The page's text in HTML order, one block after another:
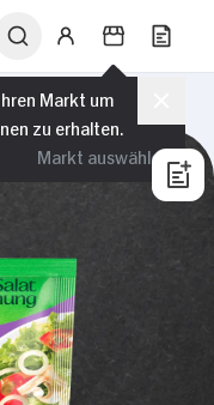
Markt um
zu erhalten.
Markt auswählen